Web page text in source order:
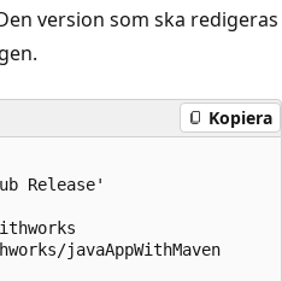
version som ska redigeras
Kopiera
Release'
javaAppWithMaven